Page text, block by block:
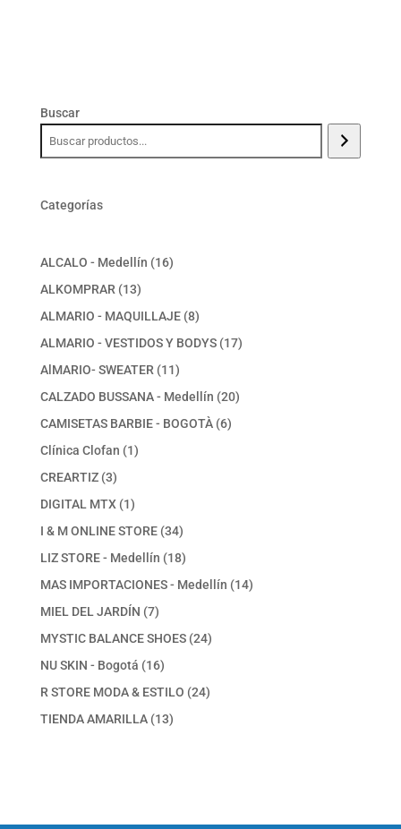
Buscar
Categorías
ALCALO - Medellín 1616
ALKOMPRAR 1313
productos
ALMARIO - MAQUILLAJE 88
productos
ALMARIO - VESTIDOS Y BODYS 1717
AlMARIO- SWEATER 1111
productos
CALZADO BUSSANA - Medellín 2020
CAMISETAS BARBIE - BOGOTÀ 66
Clínica Clofan 11
CREARTIZ 33
productos
DIGITAL MTX 11
producto
I & M ONLINE STORE 3434
productos
LIZ STORE - Medellín 1818
productos
MAS IMPORTACIONES - Medellín 1414
MIEL DEL JARDÍN 77
productos
MYSTIC BALANCE SHOES 2424
NU SKIN - Bogotá 1616
productos
R STORE MODA & ESTILO 2424
TIENDA AMARILLA 1313